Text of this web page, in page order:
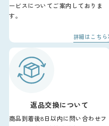
ービスについてご案内しておりま
す。
詳細はこちら
返品交換について
商品到着後8日以内に問い合わせフ